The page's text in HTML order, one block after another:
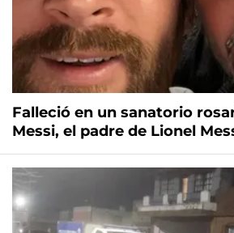
Falleció en un sanatorio
Messi, el padre de Lionel